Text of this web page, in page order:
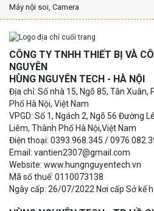
Máy nội soi, Camera
CÔNG TY TNHH THIẾT BỊ VÀ
NGUYÊN
HÙNG NGUYÊN TECH - HÀ NỘI
Địa chỉ: Số nhà 15, Ngõ 85, Tân
Phố Hà Nội, Việt Nam
VPGD: Số 1, Ngách 2, Ngõ 56 Đường
Liêm, Thành Phố Hà Nội,Việt Nam
Điện thoại: 0393.968.345 /
Email: vantien2307@gmail.com
Website: www.hungnguyentech.vn
Mã số thuế: 0110073138
Ngày cấp: 26/07/2022 Nơi cấp Sở kế